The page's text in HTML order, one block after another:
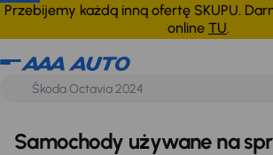
Przebijemy każdą inną ofertę SKUPU.
online TU.
Samochody używane na